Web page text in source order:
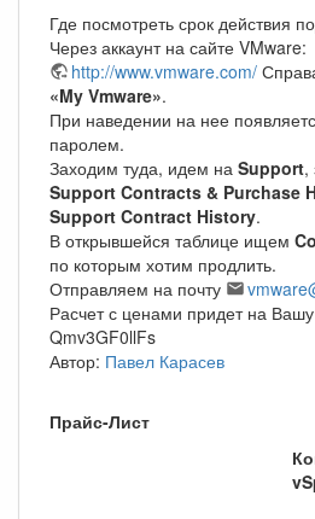
Где посмотреть срок действия
Через аккаунт на сайте VMware:
http://www.vmware.com/
«My Vmware».
При наведении на нее
паролем.
Заходим туда, идем на Support,
Support Contracts & Purchase
Support Contract History.
В открывшейся таблице ищем
по которым хотим продлить.
Отправляем на почту
Расчет с ценами придет на Вашу
Qmv3GF0llFs
Автор: Павел Карасев
Прайс-Лист